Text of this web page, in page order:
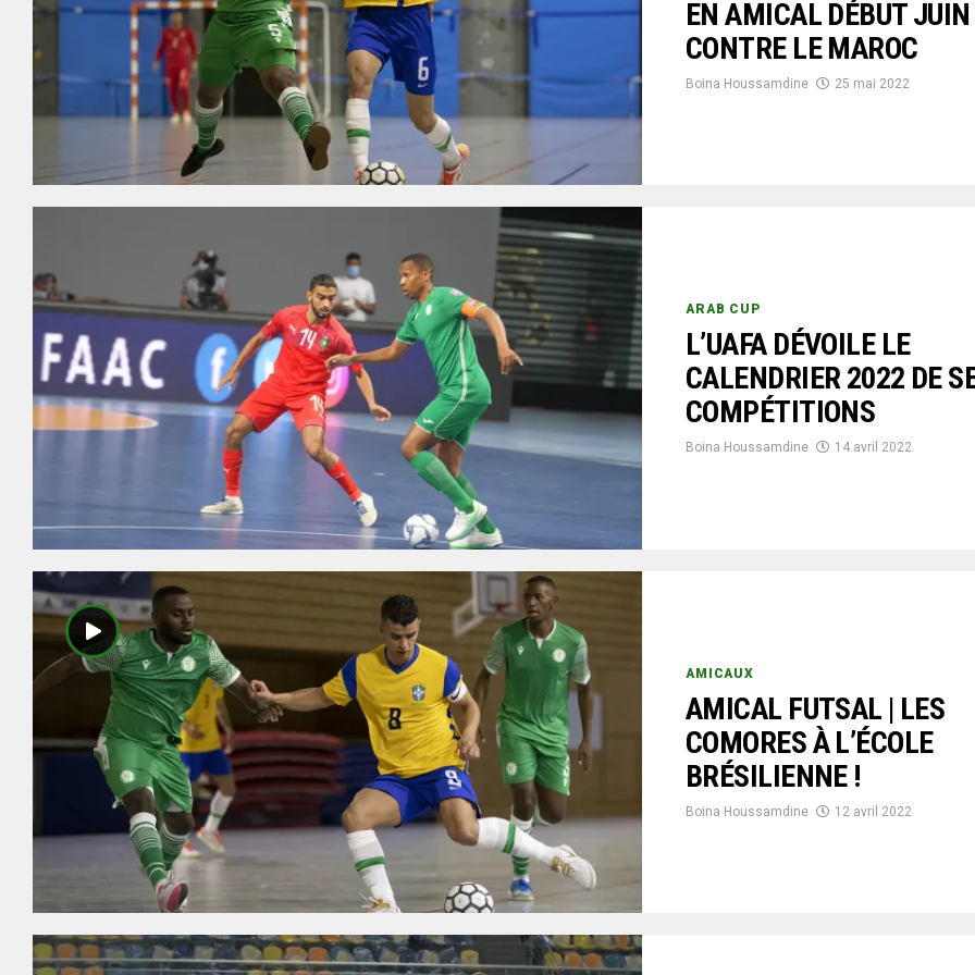
EN AMICAL DÉBUT JUIN
CONTRE LE MAROC
Boina Houssamdine 25 mai 2022
ARAB CUP
L’UAFA DÉVOILE LE
CALENDRIER 2022 DE
COMPÉTITIONS
Boina Houssamdine 14 avril 2022
AMICAUX
AMICAL FUTSAL | LES
COMORES À L’ÉCOLE
BRÉSILIENNE !
Boina Houssamdine 12 avril 2022